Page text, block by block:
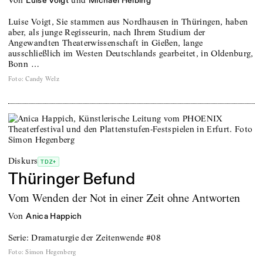
Luise Voigt, Sie stammen aus Nordhausen in Thüringen, haben
aber, als junge Regisseurin, nach Ihrem Studium der
Angewandten Theaterwissenschaft in Gießen, lange
ausschließlich im Westen Deutschlands gearbeitet, in Oldenburg,
Bonn …
Foto: Candy Welz
Diskurs TDZ+
Thüringer Befund
Vom Wenden der Not in einer Zeit ohne Antworten
von Anica Happich
Serie: Dramaturgie der Zeitenwende #08
Foto: Simon Hegenberg